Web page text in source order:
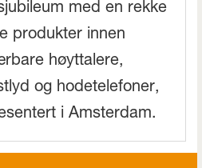
med en rekke
produkter innen
høyttalere,
og hodetelefoner,
i Amsterdam.